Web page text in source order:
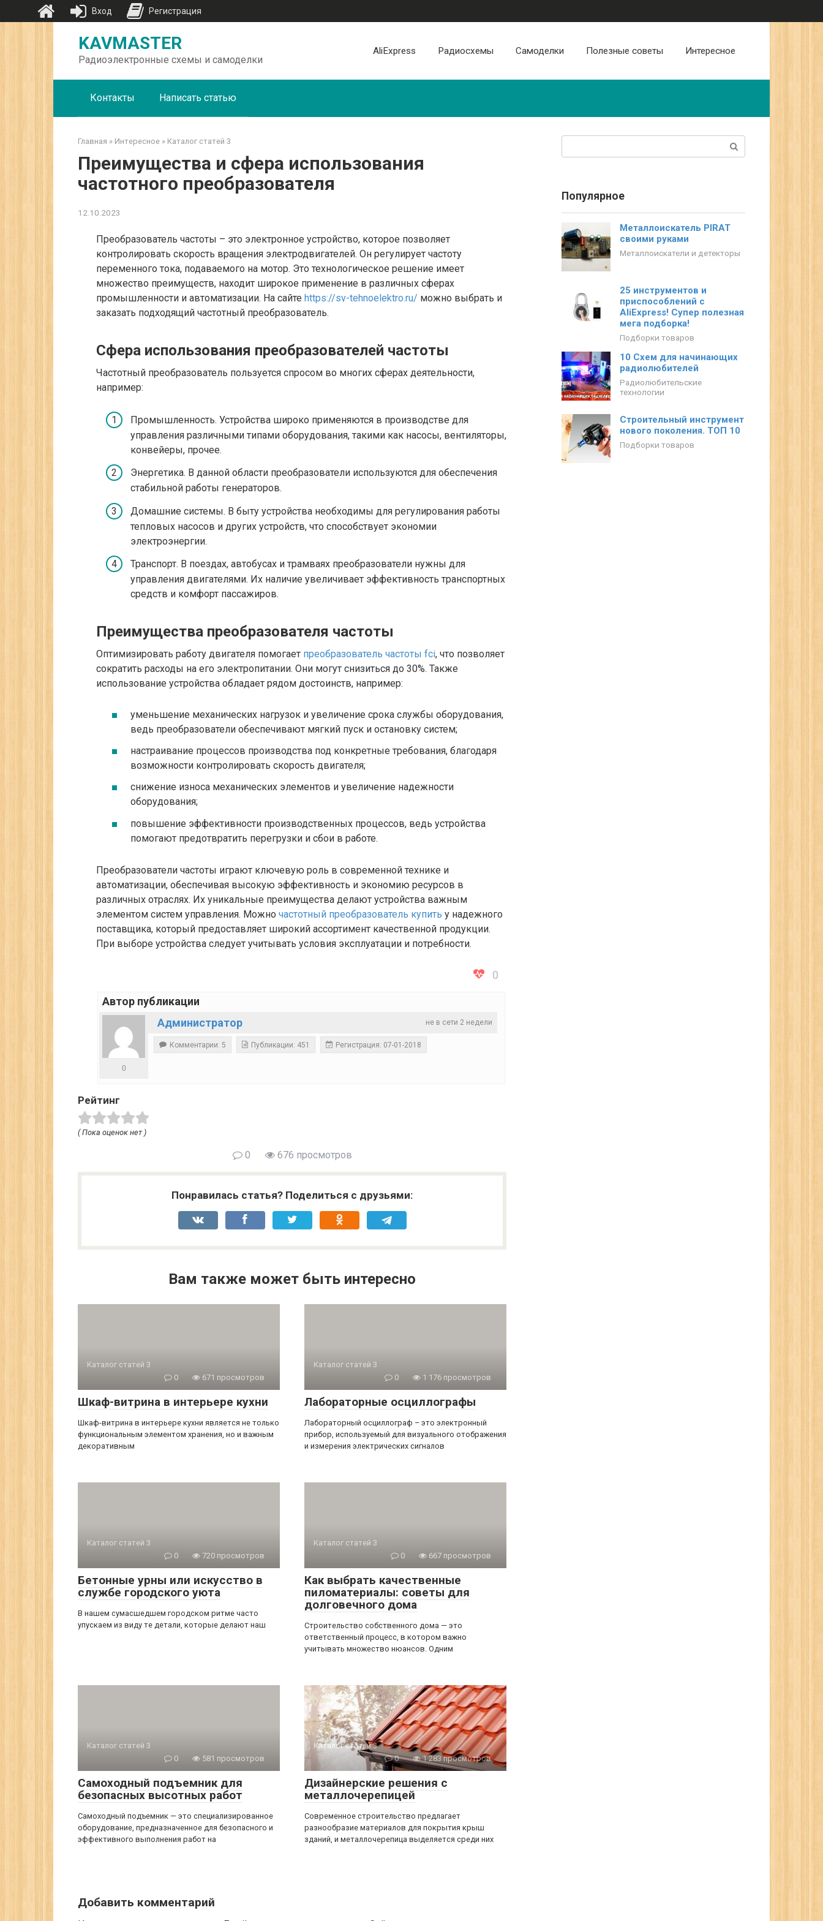
KAVMASTER
Радиоэлектронные схемы и самоделки
AliExpress Радиосхемы Самоделки Полезные советы Интересное
Контакты Написать статью
Главная » Интересное » Каталог статей 3
Преимущества и сфера использования
частотного преобразователя
12.10.2023
Преобразователь частоты – это электронное устройство, которое позволяет
контролировать скорость вращения электродвигателей. Он регулирует частоту
переменного тока, подаваемого на мотор. Это технологическое решение имеет
множество преимуществ, находит широкое применение в различных сферах
промышленности и автоматизации. На сайте https://sv-tehnoelektro.ru/ можно выбрать и
заказать подходящий частотный преобразователь.
Сфера использования преобразователей частоты
Частотный преобразователь пользуется спросом во многих сферах деятельности,
например:
Промышленность. Устройства широко применяются в производстве для
управления различными типами оборудования, такими как насосы, вентиляторы,
конвейеры, прочее.
Энергетика. В данной области преобразователи используются для обеспечения
стабильной работы генераторов.
Домашние системы. В быту устройства необходимы для регулирования работы
тепловых насосов и других устройств, что способствует экономии
электроэнергии.
Транспорт. В поездах, автобусах и трамваях преобразователи нужны для
управления двигателями. Их наличие увеличивает эффективность транспортных
средств и комфорт пассажиров.
Преимущества преобразователя частоты
Оптимизировать работу двигателя помогает преобразователь частоты fci, что позволяет
сократить расходы на его электропитании. Они могут снизиться до 30%. Также
использование устройства обладает рядом достоинств, например:
уменьшение механических нагрузок и увеличение срока службы оборудования,
ведь преобразователи обеспечивают мягкий пуск и остановку систем;
настраивание процессов производства под конкретные требования, благодаря
возможности контролировать скорость двигателя;
снижение износа механических элементов и увеличение надежности
оборудования;
повышение эффективности производственных процессов, ведь устройства
помогают предотвратить перегрузки и сбои в работе.
Преобразователи частоты играют ключевую роль в современной технике и
автоматизации, обеспечивая высокую эффективность и экономию ресурсов в
различных отраслях. Их уникальные преимущества делают устройства важным
элементом систем управления. Можно частотный преобразователь купить у надежного
поставщика, который предоставляет широкий ассортимент качественной продукции.
При выборе устройства следует учитывать условия эксплуатации и потребности.
0
Автор публикации
не в сети 2 недели
Администратор
0
Комментарии: 5 Публикации: 451 Регистрация: 07-01-2018
Рейтинг
( Пока оценок нет )
0 676 просмотров
Понравилась статья? Поделиться с друзьями:
Вам также может быть интересно
Каталог статей 3
0
671 просмотров
Шкаф-витрина в интерьере кухни
Шкаф-витрина в интерьере кухни является не только
функциональным элементом хранения, но и важным
декоративным
Каталог статей 3
0
1 176 просмотров
Лабораторные осциллографы
Лабораторный осциллограф – это электронный
прибор, используемый для визуального отображения
и измерения электрических сигналов
Каталог статей 3
0
720 просмотров
Бетонные урны или искусство в
службе городского уюта
В нашем сумасшедшем городском ритме часто
упускаем из виду те детали, которые делают наш
Каталог статей 3
0
667 просмотров
Как выбрать качественные
пиломатериалы: советы для
долговечного дома
Строительство собственного дома — это
ответственный процесс, в котором важно
учитывать множество нюансов. Одним
Каталог статей 3
0
581 просмотров
Самоходный подъемник для
безопасных высотных работ
Самоходный подъемник — это специализированное
оборудование, предназначенное для безопасного и
эффективного выполнения работ на
Каталог статей 3
0
1 283 просмотров
Дизайнерские решения с
металлочерепицей
Современное строительство предлагает
разнообразие материалов для покрытия крыш
зданий, и металлочерепица выделяется среди них
Добавить комментарий
Популярное
Металлоискатель PIRAT
своими руками
Металлоискатели и детекторы
25 инструментов и
приспособлений с
AliExpress! Супер полезная
мега подборка!
Подборки товаров
10 Схем для начинающих
радиолюбителей
Радиолюбительские
технологии
Строительный инструмент
нового поколения. ТОП 10
Подборки товаров
Вход Регистрация